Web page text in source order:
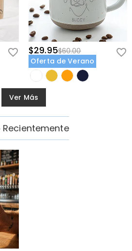
$29.95$60.00
Oferta de Verano
Ver Más
Recientemente